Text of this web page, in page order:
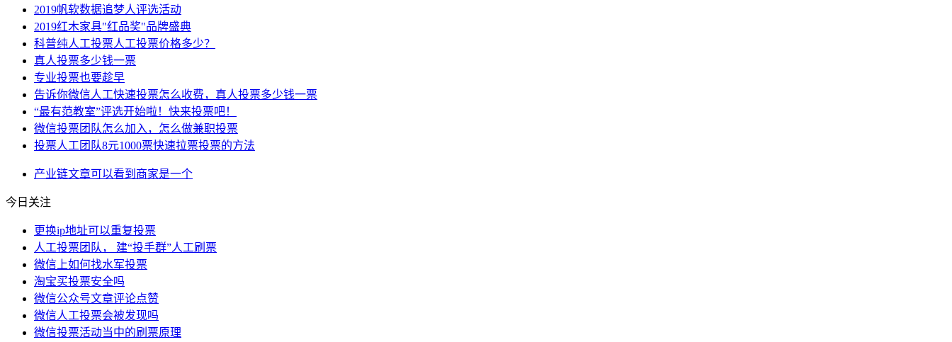
2019帆软数据追梦人评选活动
2019红木家具"红品奖"品牌盛典
科普纯人工投票人工投票价格多少？
真人投票多少钱一票
专业投票也要趁早
告诉你微信人工快速投票怎么收费，真人投票多少钱一票
“最有范教室”评选开始啦！快来投票吧！
微信投票团队怎么加入，怎么做兼职投票
投票人工团队8元1000票快速拉票投票的方法
产业链文章可以看到 商家是一个
今日关注
更换ip地址可以重复投票
人工投票团队， 建“投手群”人工刷票
微信上如何找水军投票
淘宝买投票安全吗
微信公众号文章评论点赞
微信人工投票会被发现吗
微信投票活动当中的刷票原理